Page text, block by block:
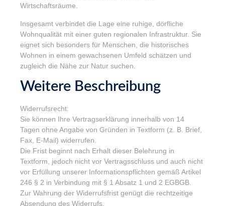
Wirtschaftsräume.
Insgesamt verbindet die Lage eine ruhige, dörfliche
Wohnqualität mit einer guten regionalen Infrastruktur. Sie
eignet sich besonders für Menschen, die historisches
Wohnen in einem gewachsenen Umfeld schätzen und
zugleich die Nähe zur Natur suchen.
Weitere Beschreibung
Widerrufsrecht:
Sie können Ihre Vertragserklärung innerhalb von 14
Tagen ohne Angabe von Gründen in Textform (z. B. Brief,
Fax, E-Mail) widerrufen.
Die Frist beginnt nach Erhalt dieser Belehrung in
Textform, jedoch nicht vor Vertragsschluss und auch nicht
vor Erfüllung unserer Informationspflichten gemäß Artikel
246 § 2 in Verbindung mit § 1 Absatz 1 und 2 EGBGB.
Zur Wahrung der Widerrufsfrist genügt die rechtzeitige
Absendung des Widerrufs.